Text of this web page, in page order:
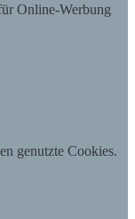
Online-Werbung
genutzte Cookies.